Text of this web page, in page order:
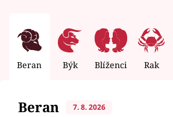
Beran Býk Blíženci Rak
Beran 7. 8. 2026